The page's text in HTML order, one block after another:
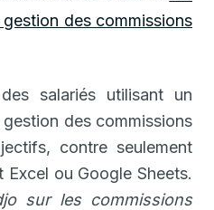
des commissions
salariés utilisant un
des commissions
contre seulement
Excel ou Google Sheets.
sur les commissions